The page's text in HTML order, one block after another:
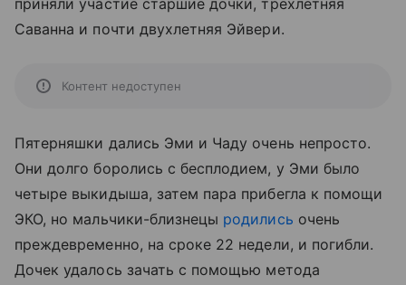
приняли участие старшие дочки, трехлетняя
Саванна и почти двухлетняя Эйвери.
Контент недоступен
Пятерняшки дались Эми и Чаду очень непросто.
Они долго боролись с бесплодием, у Эми было
четыре выкидыша, затем пара прибегла к помощи
ЭКО, но мальчики-близнецы родились очень
преждевременно, на сроке 22 недели, и погибли.
Дочек удалось зачать с помощью метода